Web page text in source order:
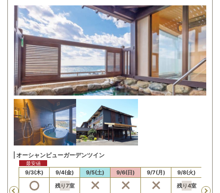
佐渡の西側の立地から見れる日本海に入りゆく雄大な茜色
の夕陽
オーシャンビューガーデンツイン
9/3(木)
最安値
9/4(金)
残り7室
9/5(土) 9/6(日) 9/7(月)
9/8(火)
残り4室